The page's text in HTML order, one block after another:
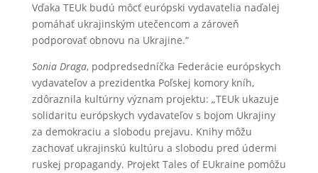
Vďaka TEUk budú môcť európski vydavatelia naďalej
pomáhať ukrajinským utečencom a zároveň
podporovať obnovu na Ukrajine.“
Sonia Draga, podpredsedníčka Federácie európskych
vydavateľov a prezidentka Poľskej komory kníh,
zdôraznila kultúrny význam projektu: „TEUk ukazuje
solidaritu európskych vydavateľov s bojom Ukrajiny
za demokraciu a slobodu prejavu. Knihy môžu
zachovať ukrajinskú kultúru a slobodu pred údermi
ruskej propagandy. Projekt Tales of EUkraine pomôžu